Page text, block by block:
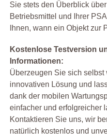
Sie stets den Überblick
Betriebsmittel und Ihrer
Ihnen, wann ein Objekt zur
Kostenlose Testversion
Informationen:
Überzeugen Sie sich
innovativen Lösung und
dank der mobilen
einfacher und erfolgreicher
Kontaktieren Sie uns, wir
natürlich kostenlos und